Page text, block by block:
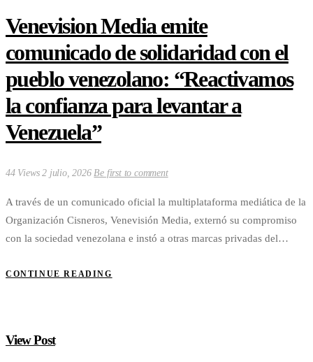
Venevision Media emite
comunicado de solidaridad con el
pueblo venezolano: “Reactivamos
la confianza para levantar a
Venezuela”
44 Views2 julio, 2026 Be first to comment
A través de un comunicado oficial la multiplataforma mediática de la
Organización Cisneros, Venevisión Media, externó su compromiso
con la sociedad venezolana e instó a otras marcas privadas del…
CONTINUE READING
View Post